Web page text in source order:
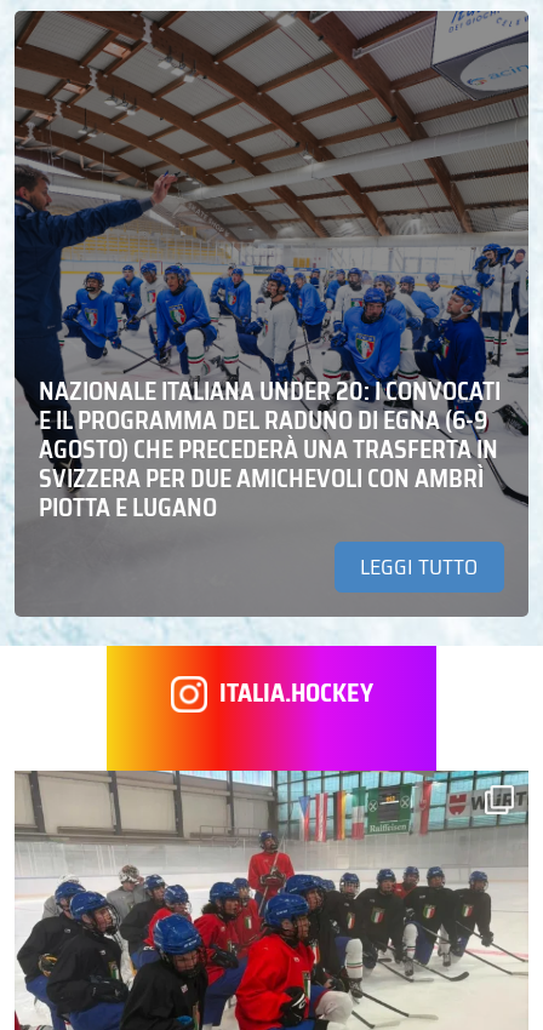
NAZIONALE ITALIANA UNDER 20: I CONVOCATI
E IL PROGRAMMA DEL RADUNO DI EGNA (6-9
AGOSTO) CHE PRECEDERÀ UNA TRASFERTA IN
SVIZZERA PER DUE AMICHEVOLI CON AMBRÌ
PIOTTA E LUGANO
LEGGI TUTTO
ITALIA.HOCKEY